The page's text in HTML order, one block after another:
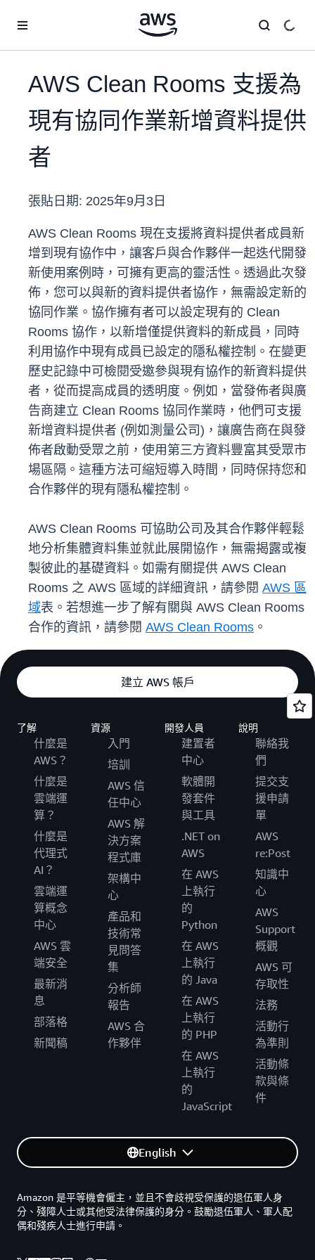
AWS Clean Rooms 支援為
現有協同作業新增資料提供
者
張貼日期: 2025年9月3日
AWS Clean Rooms 現在支援將資料提供者成員新
增到現有協作中，讓客戶與合作夥伴一起迭代開發
新使用案例時，可擁有更高的靈活性。透過此次發
佈，您可以與新的資料提供者協作，無需設定新的
協同作業。協作擁有者可以設定現有的 Clean
Rooms 協作，以新增僅提供資料的新成員，同時
利用協作中現有成員已設定的隱私權控制。在變更
歷史記錄中可檢閱受邀參與現有協作的新資料提供
者，從而提高成員的透明度。例如，當發佈者與廣
告商建立 Clean Rooms 協同作業時，他們可支援
新增資料提供者 (例如測量公司)，讓廣告商在與發
佈者啟動受眾之前，使用第三方資料豐富其受眾市
場區隔。這種方法可縮短導入時間，同時保持您和
合作夥伴的現有隱私權控制。
AWS Clean Rooms 可協助公司及其合作夥伴輕鬆
地分析集體資料集並就此展開協作，無需揭露或複
製彼此的基礎資料。如需有關提供 AWS Clean
Rooms 之 AWS 區域的詳細資訊，請參閱 AWS 區
域表。若想進一步了解有關與 AWS Clean Rooms
合作的資訊，請參閱 AWS Clean Rooms 。
建立 AWS 帳戶
了解
什麼是
AWS？
什麼是
雲端運
算？
什麼是
代理式
AI？
雲端運
算概念
中心
AWS 雲
端安全
最新消
息
部落格
新聞稿
資源
入門
培訓
AWS 信
任中心
AWS 解
決方案
程式庫
架構中
心
產品和
技術常
見問答
集
分析師
報告
AWS 合
作夥伴
開發人員
建置者
中心
軟體開
發套件
與工具
.NET on
AWS
在 AWS
上執行
的
Python
在 AWS
上執行
的 Java
在 AWS
上執行
的 PHP
在 AWS
上執行
的
JavaScript
說明
聯絡我
們
提交支
援申請
單
AWS
re:Post
知識中
心
AWS
Support
概觀
AWS 可
存取性
法務
活動行
為準則
活動條
款與條
件
English
Amazon 是平等機會僱主，並且不會歧視受保護的退伍軍人身
分、殘障人士或其他受法律保護的身分。鼓勵退伍軍人、軍人配
偶和殘疾人士進行申請。